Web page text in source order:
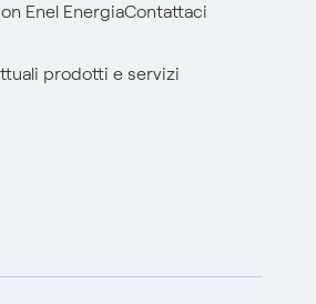
Enel EnergiaContattaci
prodotti e servizi